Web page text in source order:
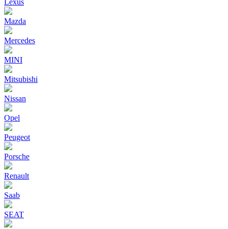
Lexus
Mazda
Mercedes
MINI
Mitsubishi
Nissan
Opel
Peugeot
Porsche
Renault
Saab
SEAT